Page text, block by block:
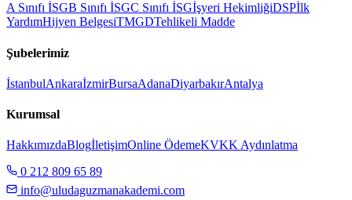
A Sınıfı İSGB Sınıfı İSGC Sınıfı İSGİşyeri HekimliğiDSPİlk
YardımHijyen BelgesiTMGDTehlikeli Madde
Şubelerimiz
İstanbulAnkaraİzmirBursaAdanaDiyarbakırAntalya
Kurumsal
HakkımızdaBlogİletişimOnline ÖdemeKVKK Aydınlatma
0 212 809 65 89
info@uludaguzmanakademi.com